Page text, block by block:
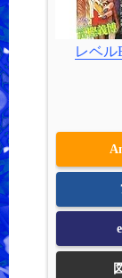
レベル